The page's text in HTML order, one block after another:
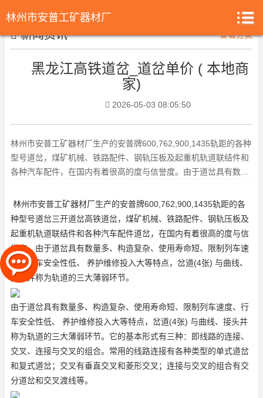
林州市安普工矿器材厂
新闻资讯 查看分类
黑龙江高铁道岔_道岔单价 ( 本地商
家)
2026-05-03 08:05:50
林州市安普工矿器材厂生产的安普牌600,762,900,1435轨距的各种
型号道岔，煤矿机械、铁路配件、钢轨压板及起重机轨道联结件和
各种汽车配件，在国内有着很高的度与信誉度。由于道岔具有数量
林州市安普工矿器材厂生产的安普牌600,762,900,1435轨距的各
种型号道岔三开道岔高铁道岔，煤矿机械、铁路配件、钢轨压板及
起重机轨道联结件和各种汽车配件道岔，在国内有着很高的度与信
誉度。由于道岔具有数量多、构造复杂、使用寿命短、限制列车速
度、行车安全性低、 养护维修投入大等特点，岔道(4张) 与曲线、
接头并称为轨道的三大薄弱环节。
由于道岔具有数量多、构造复杂、使用寿命短、限制列车速度、行
车安全性低、 养护维修投入大等特点，岔道(4张) 与曲线、接头并
称为轨道的三大薄弱环节。它的基本形式有三种：即线路的连接、
交叉、连接与交叉的组合。常用的线路连接有各种类型的单式道岔
和复式道岔；交叉有垂直交叉和菱形交叉；连接与交叉的组合有交
分道岔和交叉渡线等。